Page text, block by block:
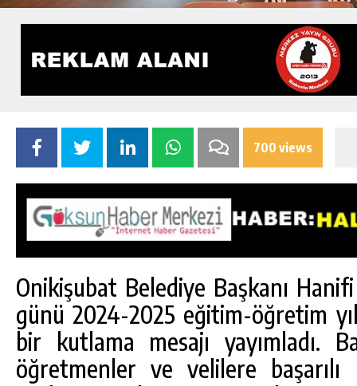
700 views
Onikişubat Belediye Başkanı
günü 2024-2025 eğitim-öğretim
bir kutlama mesajı yayımladı.
öğretmenler ve velilere